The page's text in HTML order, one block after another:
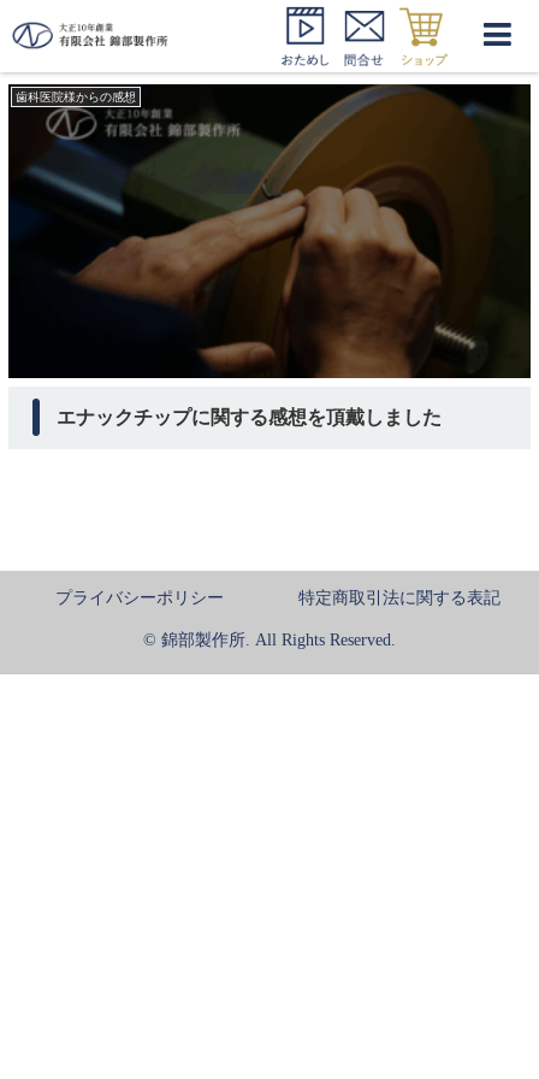
エナックチップ
歯科医院様からの感想
エナックチップに関する感想を頂戴しました
プライバシーポリシー 特定商取引法に関する表記
© 錦部製作所. All Rights Reserved.